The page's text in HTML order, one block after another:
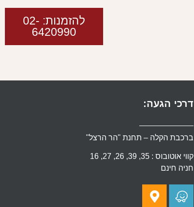
להזמנות: 02-
6420990
דרכי הגעה:
ברכבת הקלה – תחנת "הר הרצל"
קווי אוטובוס : 35, 39, 26, 27, 16
חניה חינם